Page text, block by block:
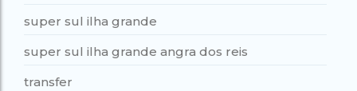
super sul ilha grande
super sul ilha grande angra dos reis
transfer